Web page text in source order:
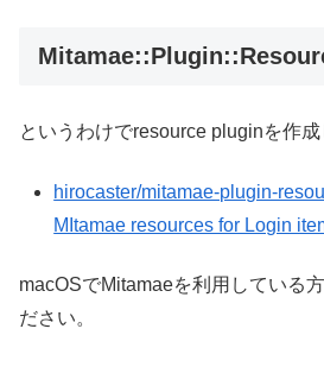
というわけでresource pluginを作成
hirocaster/mitamae-plugin-
MItamae resources for Login
macOSでMitamaeを利用している
ださい。